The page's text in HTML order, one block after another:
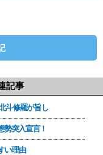
記事
斗修羅が旨し
勢突入宣言！
い理由